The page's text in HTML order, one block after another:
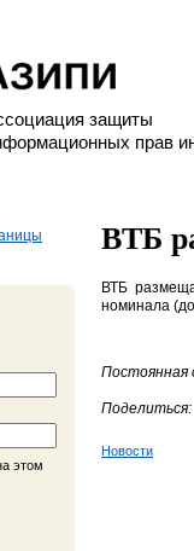
защиты
прав
этом
ВТБ
ВТБ
номинала
Постоянная
Поделиться:
Новости